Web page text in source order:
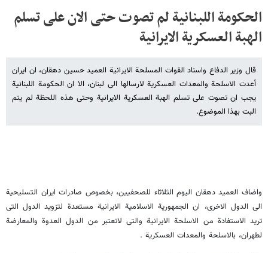
الحکومة اللبنانیة لم تصوت حتی الان علی تسلم
الهبة العسکریة الایرانیة
قال وزیر الدفاع واسناد القوات المسلحة الایرانیة العمید حسین دهقان، ان ایران
أعدت الاسلحة والمعدات العسکریة لارسالها الی لبنان، الا ان الحکومة اللبنانیة
یجب ان تصوت علی تسلم الهبة العسکریة الایرانیة وحتی هذه اللحظة لم یتم
البت بهذا الموضوع.
واضاف العمید دهقان الیوم الثلاثاء للصحفیین، بخصوص صادرات ایران التسلیحیة
الی الدول الاخری، ان الجمهوریة الاسلامیة الایرانیة مستعدة لتزوید الدول التی
ترید الاستفادة من الاسلحة الایرانیة والتی لاتعتبر من الدول العدوة والمعارضة
لطهران، بالاسلحة والمعدات العسکریة .